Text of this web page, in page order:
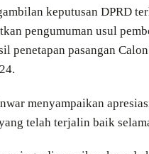
keputusan DPRD
pengumuman usul
penetapan pasangan
menyampaikan
telah terjalin baik